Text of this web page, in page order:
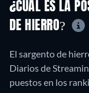
¿CUÁL ES LA
DE HIERRO?
El sargento de
Diarios de
puestos en los